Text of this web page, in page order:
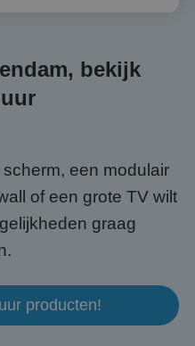
bekijk
een modulair
of een grote TV wilt
graag
producten!